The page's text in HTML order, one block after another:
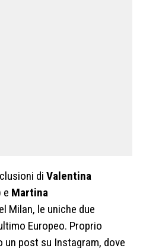
di Valentina
e Martina
Milan, le uniche due
Europeo. Proprio
un post su Instagram, dove